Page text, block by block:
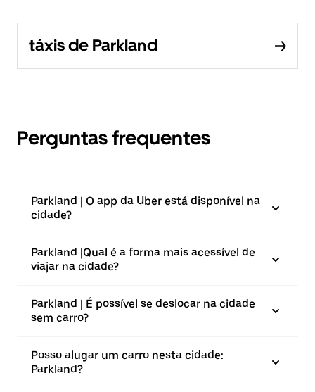
táxis de Parkland
Perguntas frequentes
Parkland | O app da Uber está disponível na
cidade?
Parkland |⁠Qual é a forma mais acessível de
viajar na cidade?
Parkland | É possível se deslocar na cidade
sem carro?
Posso alugar um carro nesta cidade:
Parkland?